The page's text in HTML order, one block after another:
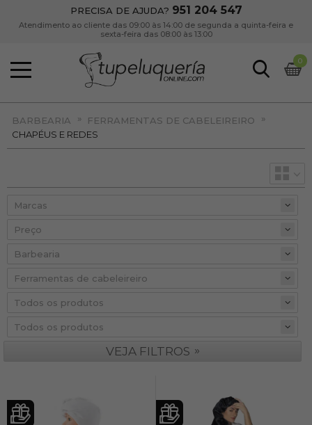
PRECISA DE AJUDA? 951 204 547
Atendimento ao cliente das 09:00 às 14:00 de segunda a quinta-feira e
sexta-feira das 08:00 às 13:00
0
BARBEARIA » FERRAMENTAS DE CABELEIREIRO
»
CHAPÉUS E REDES
Preço
VEJA FILTROS »